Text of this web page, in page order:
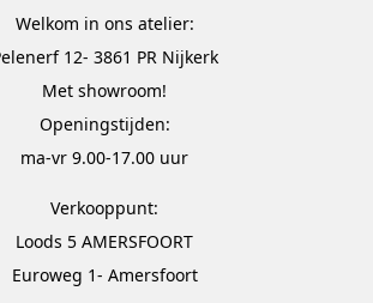
Welkom in ons atelier:
12- 3861 PR Nijkerk
Met showroom!
Openingstijden:
ma-vr 9.00-17.00 uur
Verkooppunt:
Loods 5 AMERSFOORT
Euroweg 1- Amersfoort